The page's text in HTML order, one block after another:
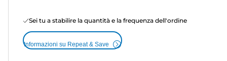
Sei tu a stabilire la quantità e la frequenza dell'ordine
Informazioni su Repeat & Save